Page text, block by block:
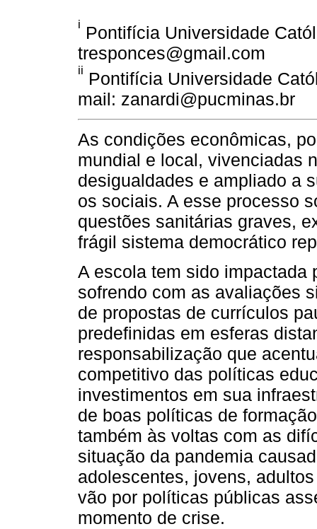
i Pontifícia Universidade
tresponces@gmail.com
ii Pontifícia Universidade
mail: zanardi@pucminas.br
As condições econômicas,
mundial e local, vivenciadas
desigualdades e ampliado a
os sociais. A esse processo
questões sanitárias graves,
frágil sistema democrático
A escola tem sido impactada
sofrendo com as avaliações
de propostas de currículos
predefinidas em esferas
responsabilização que
competitivo das políticas
investimentos em sua
de boas políticas de
também às voltas com as
situação da pandemia
adolescentes, jovens,
vão por políticas públicas
momento de crise.